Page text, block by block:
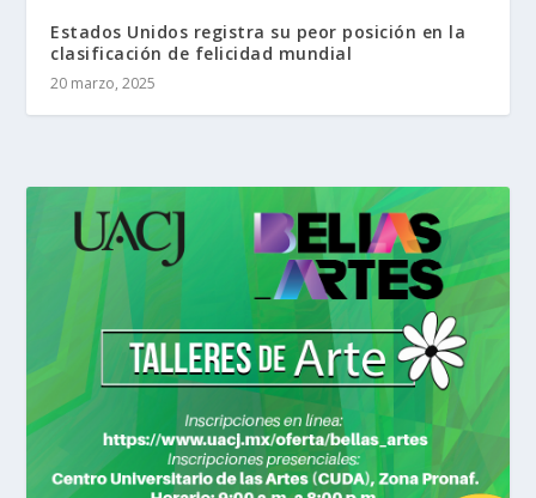
Estados Unidos registra su peor posición en la
clasificación de felicidad mundial
20 marzo, 2025